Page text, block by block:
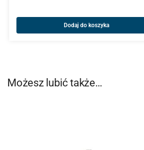
Dodaj do koszyka
Możesz lubić także…